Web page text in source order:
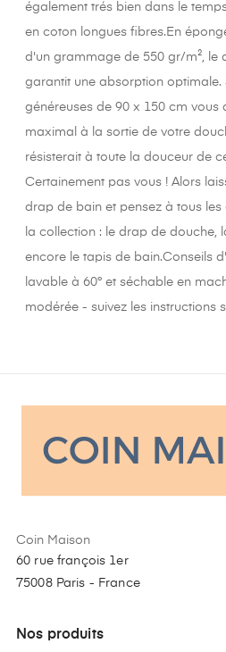
également trés bien dans le
en coton longues fibres.En
d'un grammage de 550 gr/m², le
garantit une absorption optimale.
généreuses de 90 x 150 cm vous
maximal à la sortie de votre
résisterait à toute la douceur de
Certainement pas vous ! Alors
drap de bain et pensez à tous
la collection : le drap de douche,
encore le tapis de bain.Conseils
lavable à 60° et séchable en
modérée - suivez les instructions
Coin Maison
60 rue françois 1er
75008 Paris - France
Nos produits